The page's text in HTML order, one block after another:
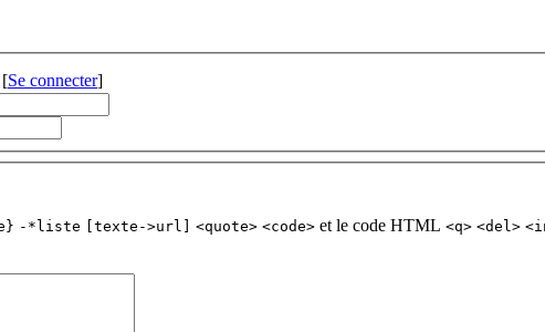
[Se connecter]
-*liste [texte->url] <quote> <code> et le code HTML <q> <del>